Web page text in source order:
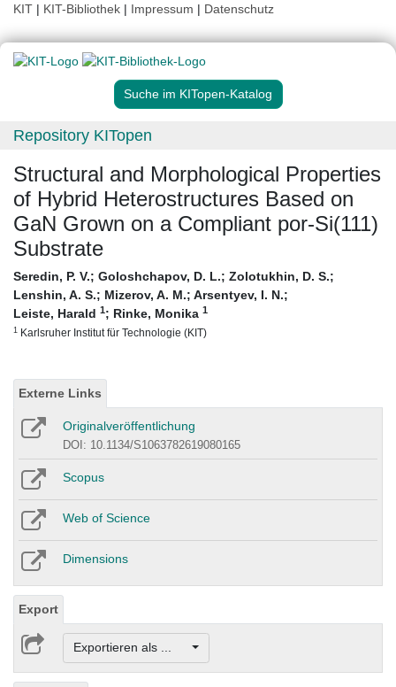
KIT | KIT-Bibliothek | Impressum | Datenschutz
Suche im KITopen-Katalog
Repository KITopen
Structural and Morphological Properties
of Hybrid Heterostructures Based on
GaN Grown on a Compliant por-Si(111)
Substrate
Seredin, P. V.; Goloshchapov, D. L.; Zolotukhin, D. S.;
Lenshin, A. S.; Mizerov, A. M.; Arsentyev, I. N.;
Leiste, Harald 1; Rinke, Monika 1
1 Karlsruher Institut für Technologie (KIT)
Externe Links
Originalveröffentlichung
DOI: 10.1134/S1063782619080165
Scopus
Web of Science
Dimensions
Export
Exportieren als ...